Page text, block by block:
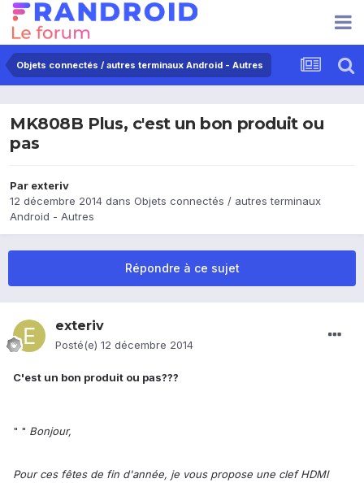
Objets connectés / autres terminaux Android - Autres
MK808B Plus, c'est un bon produit ou
pas
Par exteriv
12 décembre 2014 dans Objets connectés / autres terminaux
Android - Autres
Répondre à ce sujet
exteriv
Posté(e) 12 décembre 2014
C'est un bon produit ou pas???
" " Bonjour,
Pour ces fêtes de fin d'année, je vous propose une clef HDMI